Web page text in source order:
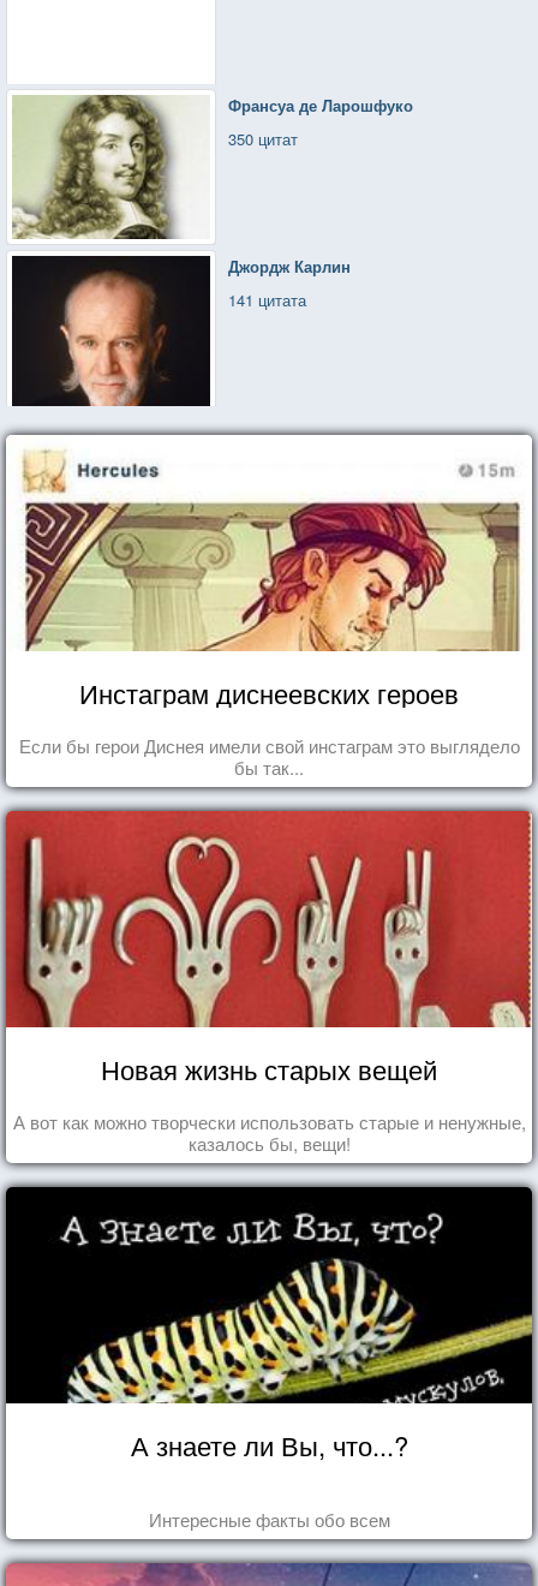
Франсуа де Ларошфуко
350 цитат
Джордж Карлин
141 цитата
Инстаграм диснеевских героев
Если бы герои Диснея имели свой инстаграм это выглядело
бы так...
Новая жизнь старых вещей
А вот как можно творчески использовать старые и ненужные,
казалось бы, вещи!
А знаете ли Вы, что...?
Интересные факты обо всем